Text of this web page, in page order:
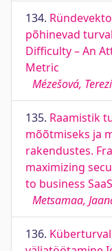
134.
põhinevad
Difficulty – An
Metric
Mézešová,
135. Raamistik
mõõtmiseks ja
rakendustes.
maximizing
to business
Metsamaa,
136.